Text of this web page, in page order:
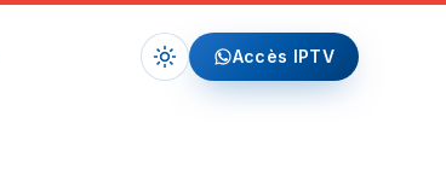
Accès IPTV